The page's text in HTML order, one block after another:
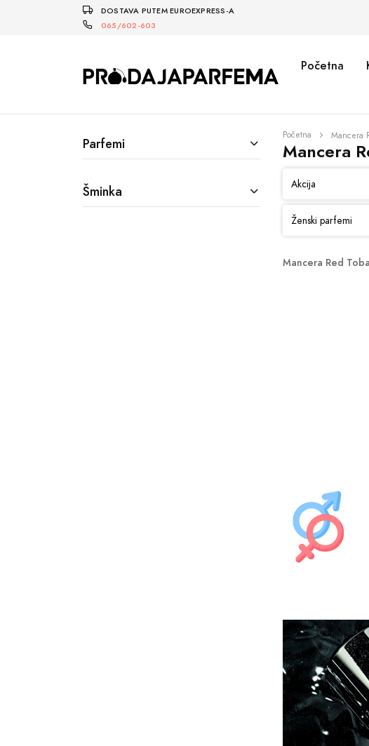
DOSTAVA PUTEM EUROEXPRESS-A
065/602-603
Početna
Parfemi
Šminka
Početna Mancera
Mancera
Akcija
Ženski parfemi
Mancera Red